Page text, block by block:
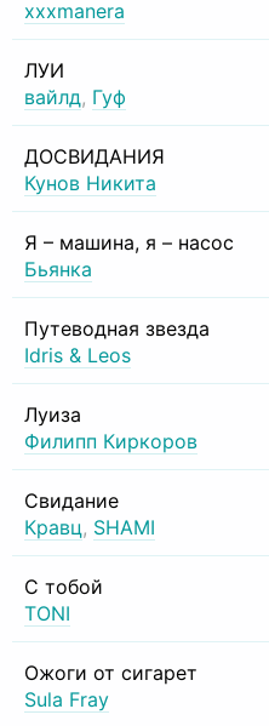
xxxmanera
ЛУИ
вайлд, Гуф
ДОСВИДАНИЯ
Кунов Никита
Я – машина, я – насос
Бьянка
Путеводная звезда
Idris & Leos
Луиза
Филипп Киркоров
Свидание
Кравц, SHAMI
С тобой
TONI
Ожоги от сигарет
Sula Fray